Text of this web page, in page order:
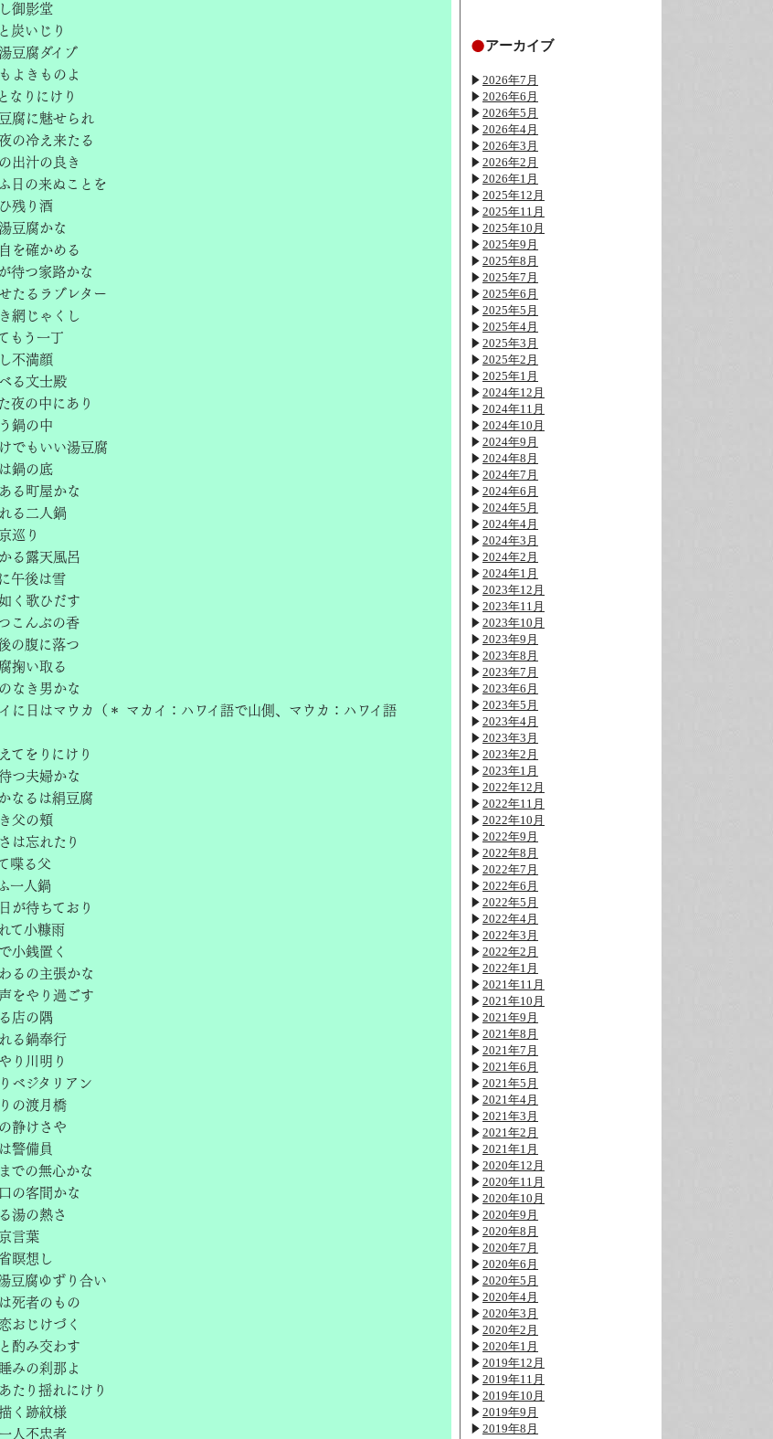
御影堂
炭いじり
豆腐ダイブ
よきものよ
なりにけり
腐に魅せられ
の冷え来たる
出汁の良き
日の来ぬことを
残り酒
豆腐かな
を確かめる
待つ家路かな
たるラブレター
網じゃくし
もう一丁
不満顔
る文士殿
夜の中にあり
鍋の中
でもいい湯豆腐
鍋の底
る町屋かな
る二人鍋
巡り
る露天風呂
午後は雪
く歌ひだす
こんぶの香
の腹に落つ
掬い取る
なき男かな
に日はマウカ（＊ マカイ：ハワイ語で山側、マウカ：ハワイ語
てをりにけり
つ夫婦かな
なるは絹豆腐
父の頬
は忘れたり
喋る父
一人鍋
が待ちており
て小糠雨
小銭置く
るの主張かな
をやり過ごす
店の隅
る鍋奉行
り川明り
ベジタリアン
の渡月橋
静けさや
警備員
での無心かな
の客間かな
湯の熱さ
言葉
瞑想し
豆腐ゆずり合い
死者のもの
おじけづく
酌み交わす
みの刹那よ
たり揺れにけり
く跡紋様
人不忠者
アーカイブ
2026年7月
2026年6月
2026年5月
2026年4月
2026年3月
2026年2月
2026年1月
2025年12月
2025年11月
2025年10月
2025年9月
2025年8月
2025年7月
2025年6月
2025年5月
2025年4月
2025年3月
2025年2月
2025年1月
2024年12月
2024年11月
2024年10月
2024年9月
2024年8月
2024年7月
2024年6月
2024年5月
2024年4月
2024年3月
2024年2月
2024年1月
2023年12月
2023年11月
2023年10月
2023年9月
2023年8月
2023年7月
2023年6月
2023年5月
2023年4月
2023年3月
2023年2月
2023年1月
2022年12月
2022年11月
2022年10月
2022年9月
2022年8月
2022年7月
2022年6月
2022年5月
2022年4月
2022年3月
2022年2月
2022年1月
2021年11月
2021年10月
2021年9月
2021年8月
2021年7月
2021年6月
2021年5月
2021年4月
2021年3月
2021年2月
2021年1月
2020年12月
2020年11月
2020年10月
2020年9月
2020年8月
2020年7月
2020年6月
2020年5月
2020年4月
2020年3月
2020年2月
2020年1月
2019年12月
2019年11月
2019年10月
2019年9月
2019年8月